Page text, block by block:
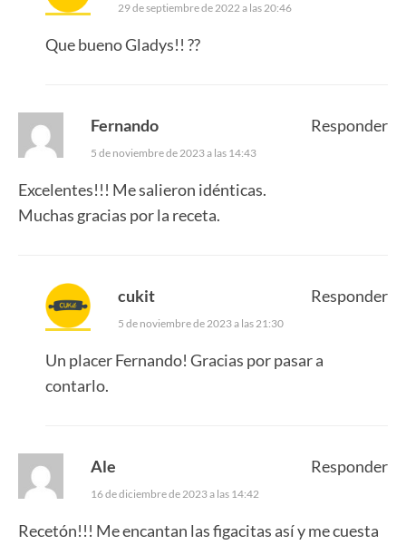
29 de septiembre de 2022 a las 20:46
Que bueno Gladys!! ??
Fernando
5 de noviembre de 2023 a las 14:43
Excelentes!!! Me salieron idénticas.
Muchas gracias por la receta.
Responder
cukit
5 de noviembre de 2023 a las 21:30
Un placer Fernando! Gracias por pasar a
contarlo.
Responder
Ale
16 de diciembre de 2023 a las 14:42
Recetón!!! Me encantan las figacitas así y me cuesta
Responder